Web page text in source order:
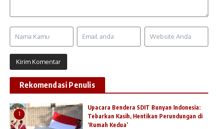
Rekomendasi Penulis
1
Upacara Bendera SDIT Bunyan Indonesia:
Tebarkan Kasih, Hentikan Perundungan di
‘Rumah Kedua’